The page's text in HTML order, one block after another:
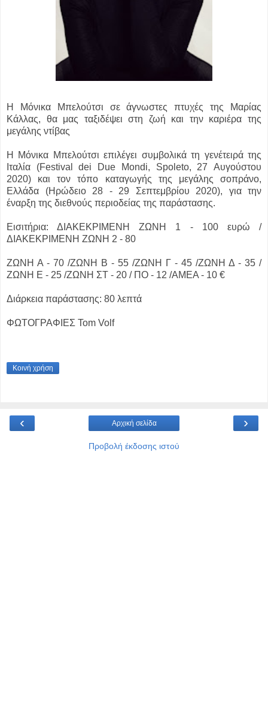
Η Μόνικα Μπελούτσι σε άγνωστες πτυχές της Μαρίας
Κάλλας, θα μας ταξιδέψει στη ζωή και την καριέρα της
μεγάλης ντίβας
Η Μόνικα Μπελούτσι επιλέγει συμβολικά τη γενέτειρά της
Ιταλία (Festival dei Due Mondi, Spoleto, 27 Αυγούστου
2020) και τον τόπο καταγωγής της μεγάλης σοπράνο,
Ελλάδα (Ηρώδειο 28 - 29 Σεπτεμβρίου 2020), για την
έναρξη της διεθνούς περιοδείας της παράστασης.
Εισιτήρια: ΔΙΑΚΕΚΡΙΜΕΝΗ ΖΩΝΗ 1 - 100 ευρώ /
ΔΙΑΚΕΚΡΙΜΕΝΗ ΖΩΝΗ 2 - 80
ΖΩΝΗ Α - 70 /ΖΩΝΗ Β - 55 /ΖΩΝΗ Γ - 45 /ΖΩΝΗ Δ - 35 /
ΖΩΝΗ Ε - 25 /ΖΩΝΗ ΣΤ - 20 / ΠΟ - 12 /ΑΜΕΑ - 10 €
Διάρκεια παράστασης: 80 λεπτά
ΦΩΤΟΓΡΑΦΙΕΣ Tom Volf
Κοινή χρήση
‹ ›
Αρχική σελίδα
Προβολή έκδοσης ιστού